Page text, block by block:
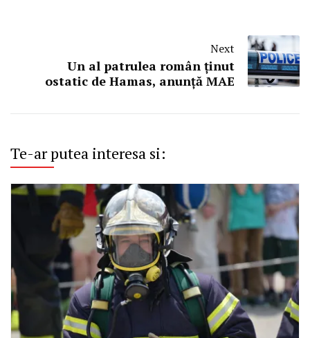
Next
Un al patrulea român ținut
ostatic de Hamas, anunță MAE
Te-ar putea interesa si: